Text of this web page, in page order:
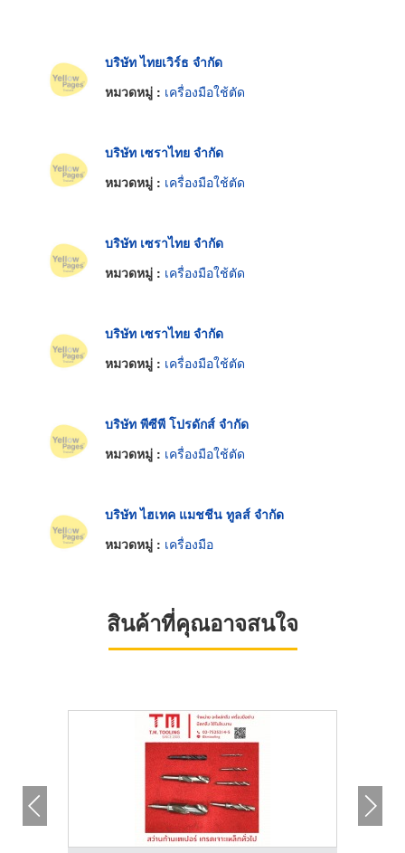
บริษัท ไทยเวิร์ธ จำกัด
หมวดหมู่ : เครื่องมือใช้ตัด
บริษัท เซราไทย จำกัด
หมวดหมู่ : เครื่องมือใช้ตัด
บริษัท เซราไทย จำกัด
หมวดหมู่ : เครื่องมือใช้ตัด
บริษัท เซราไทย จำกัด
หมวดหมู่ : เครื่องมือใช้ตัด
บริษัท พีซีพี โปรดักส์ จำกัด
หมวดหมู่ : เครื่องมือใช้ตัด
บริษัท ไฮเทค แมชชีน ทูลส์ จำกัด
หมวดหมู่ : เครื่องมือ
สินค้าที่คุณอาจสนใจ